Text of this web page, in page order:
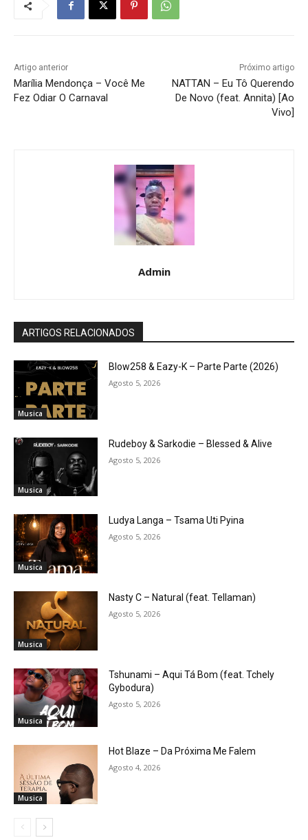
Artigo anterior
Marília Mendonça – Você Me
Fez Odiar O Carnaval
Próximo artigo
NATTAN – Eu Tô Querendo
De Novo (feat. Annita) [Ao
Vivo]
Admin
ARTIGOS RELACIONADOS
Musica
Blow258 & Eazy-K – Parte Parte (2026)
Agosto 5, 2026
Musica
Rudeboy & Sarkodie – Blessed & Alive
Agosto 5, 2026
Musica
Ludya Langa – Tsama Uti Pyina
Agosto 5, 2026
Musica
Nasty C – Natural (feat. Tellaman)
Agosto 5, 2026
Musica
Tshunami – Aqui Tá Bom (feat. Tchely
Gybodura)
Agosto 5, 2026
Musica
Hot Blaze – Da Próxima Me Falem
Agosto 4, 2026